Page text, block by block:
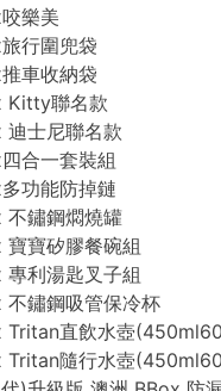
樂美
行圍兜袋
車收納袋
Kitty聯名款
迪士尼聯名款
合一套裝組
功能防掉鏈
不鏽鋼燜燒罐
寶寶矽膠餐碗組
專利湯匙叉子組
不鏽鋼吸管保冷杯
Tritan直飲水壺
Tritan隨行水壺